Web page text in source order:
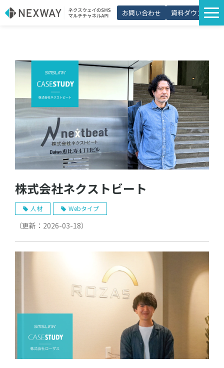
お問い合わせ 資料ダウンロード
プラン・価格
活用シーン
コラム
パートナー制度
株式会社ネクストビート
人材 Webタイプ
（更新： 2026-03-18）